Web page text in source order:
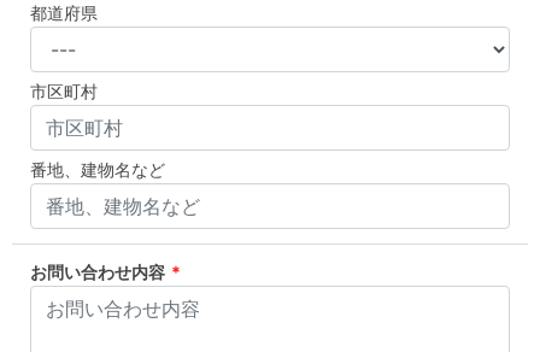
都道府県
市区町村
番地、建物名など
お問い合わせ内容 *